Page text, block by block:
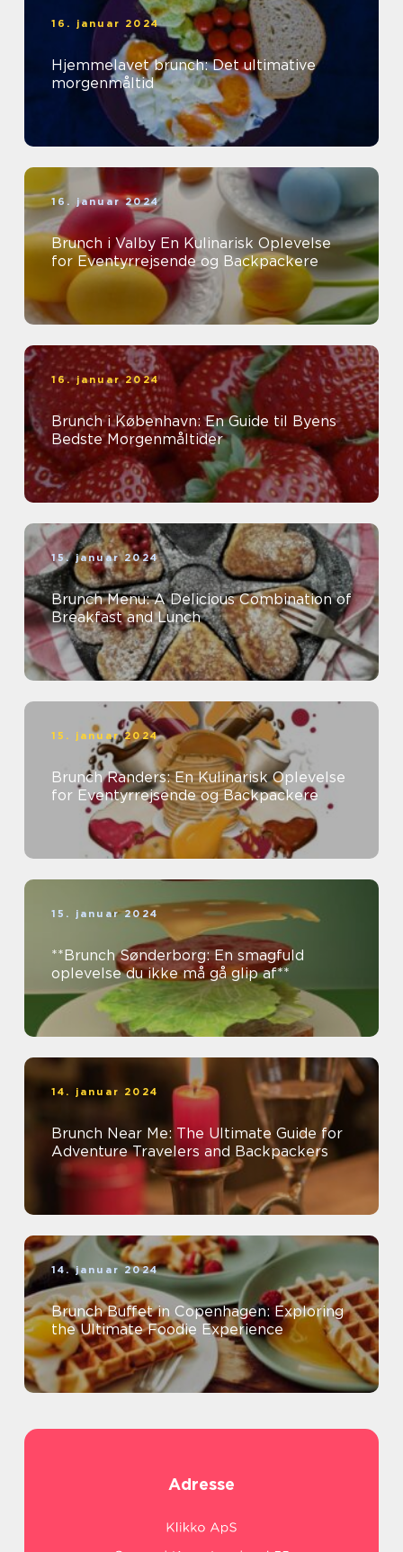
16. januar 2024
Hjemmelavet brunch: Det ultimative
morgenmåltid
16. januar 2024
Brunch i Valby En Kulinarisk Oplevelse
for Eventyrrejsende og Backpackere
16. januar 2024
Brunch i København: En Guide til Byens
Bedste Morgenmåltider
15. januar 2024
Brunch Menu: A Delicious Combination of
Breakfast and Lunch
15. januar 2024
Brunch Randers: En Kulinarisk Oplevelse
for Eventyrrejsende og Backpackere
15. januar 2024
**Brunch Sønderborg: En smagfuld
oplevelse du ikke må gå glip af**
14. januar 2024
Brunch Near Me: The Ultimate Guide for
Adventure Travelers and Backpackers
14. januar 2024
Brunch Buffet in Copenhagen: Exploring
the Ultimate Foodie Experience
Adresse